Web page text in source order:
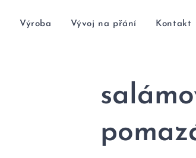
Výroba Vývoj na přání Kontakt